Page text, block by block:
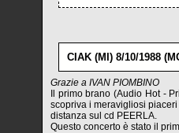
CIAK (MI) 8/10/1988
Grazie a IVAN PIOMBINO
Il primo brano (Audio Hot -
scopriva i meravigliosi
distanza sul cd PEERLA.
Questo concerto è stato il